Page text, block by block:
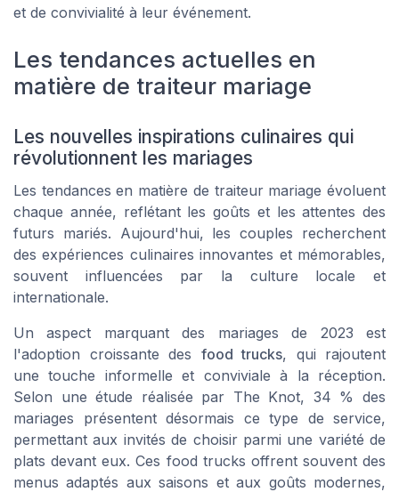
et de convivialité à leur événement.
Les tendances actuelles en
matière de traiteur mariage
Les nouvelles inspirations culinaires qui
révolutionnent les mariages
Les tendances en matière de traiteur mariage évoluent
chaque année, reflétant les goûts et les attentes des
futurs mariés. Aujourd'hui, les couples recherchent
des expériences culinaires innovantes et mémorables,
souvent influencées par la culture locale et
internationale.
Un aspect marquant des mariages de 2023 est
l'adoption croissante des food trucks, qui rajoutent
une touche informelle et conviviale à la réception.
Selon une étude réalisée par The Knot, 34 % des
mariages présentent désormais ce type de service,
permettant aux invités de choisir parmi une variété de
plats devant eux. Ces food trucks offrent souvent des
menus adaptés aux saisons et aux goûts modernes,